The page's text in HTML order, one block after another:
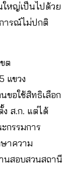
ใหญ่เป็นไปด้วย
ารณ์ไม่ปกติ
ต
แขวง
ขอใช้สิทธิเลือก
ง ส.ก. แต่ได้
กรรมการ
าความ
นสอบสวนสถานี